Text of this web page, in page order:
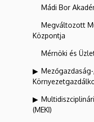
Mádi Bor
Megváltozott
Központja
Mérnöki és
(MEKI)